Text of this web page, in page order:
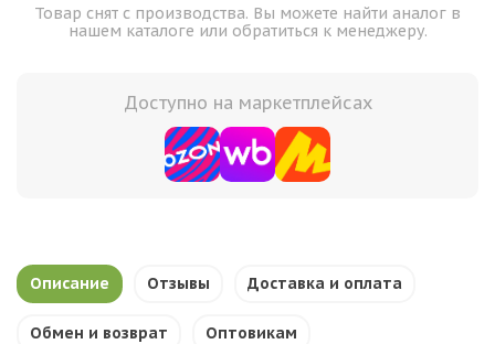
Товар снят с производства. Вы можете найти аналог в
нашем каталоге или обратиться к менеджеру.
Доступно на маркетплейсах
Описание Отзывы Доставка и оплата
Обмен и возврат Оптовикам